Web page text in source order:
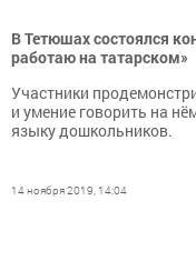
В Тетюшах состоялся
работаю на татарском»
Участники
и умение говорить на
языку дошкольников.
14 ноября 2019, 14:04